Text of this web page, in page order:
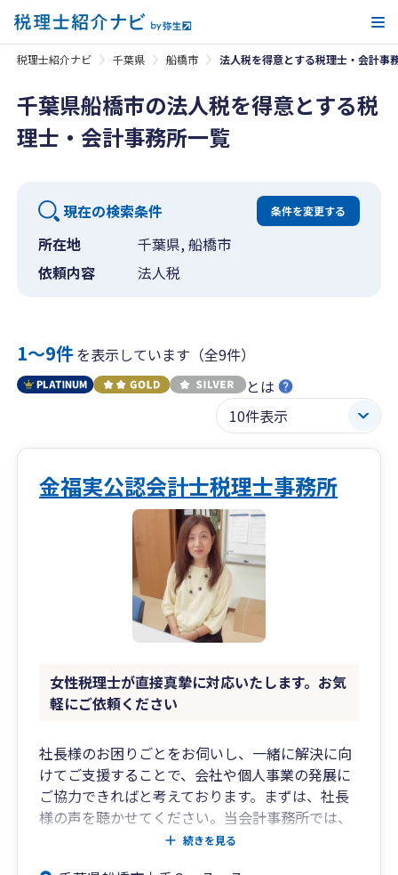
税理士紹介ナビ 千葉県 船橋市 法人税を得意とする税理士・会計事
千葉県船橋市の法人税を得意とする税
理士・会計事務所一覧
現在の検索条件 条件を変更する
所在地
千葉県, 船橋市
依頼内容
法人税
1〜9件を表示しています（全9件）
とは
金福実公認会計士税理士事務所
女性税理士が直接真摯に対応いたします。お気
軽にご依頼ください
社長様のお困りごとをお伺いし、一緒に解決に向
けてご支援することで、会社や個人事業の発展に
ご協力できればと考えております。まずは、社長
様の声を聴かせてください。当会計事務所では、
その声に寄り添った柔軟な対応をいたします。
続きを見る